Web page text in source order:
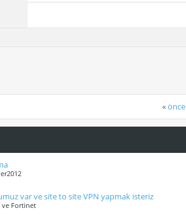
«
var ve site to site VPN yapmak isteriz
Fortinet